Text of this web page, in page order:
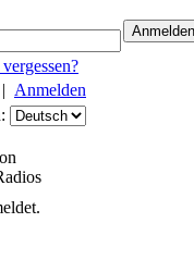
Anmelden